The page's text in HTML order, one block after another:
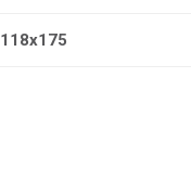
118x175